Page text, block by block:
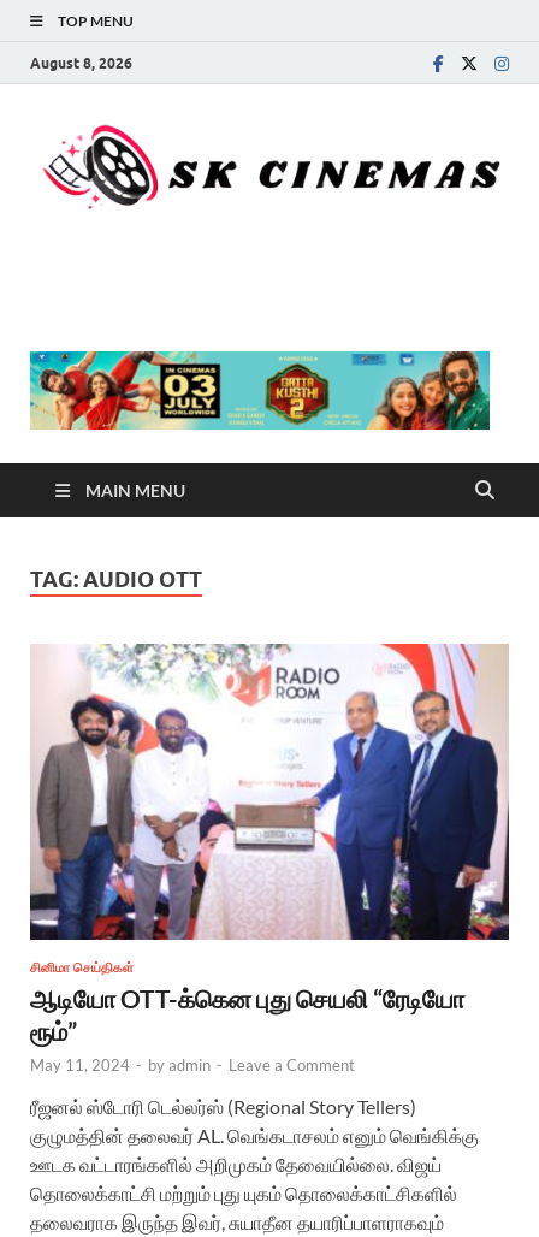
TOP MENU
August 8, 2026
MAIN MENU
TAG:AUDIO OTT
சினிமா செய்திகள்
ஆடியோ OTT-க்கென புது செயலி “ரேடியோ
ரூம்”
May 11, 2024 - byadmin - Leave a Comment
ரீஜனல் ஸ்டோரி டெல்லர்ஸ் (Regional Story Tellers)
குழுமத்தின் தலைவர் AL. வெங்கடாசலம் எனும் வெங்கிக்கு
ஊடக வட்டாரங்களில் அறிமுகம் தேவையில்லை. விஜய்
தொலைக்காட்சி மற்றும் புது யுகம் தொலைக்காட்சிகளில்
தலைவராக இருந்த இவர், சுயாதீன தயாரிப்பாளராகவும்